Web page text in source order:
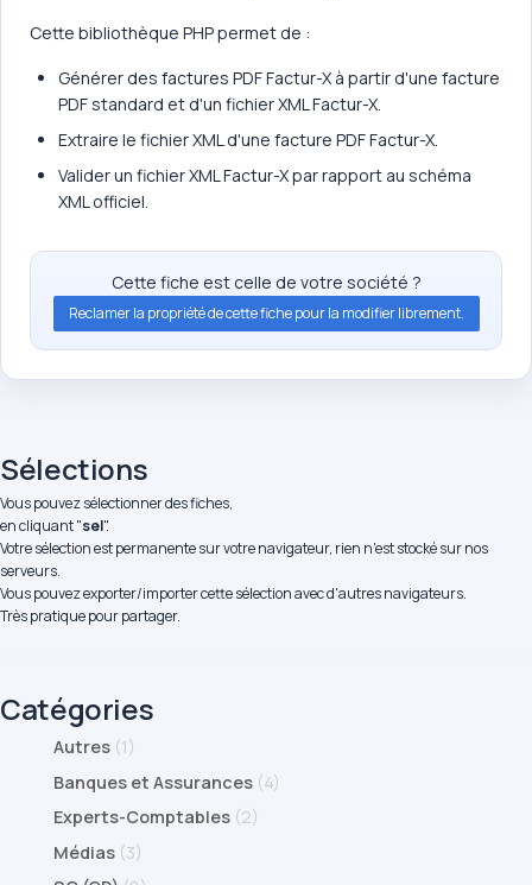
Cette bibliothèque PHP permet de :
Générer des factures PDF Factur-X à partir d'une facture
PDF standard et d'un fichier XML Factur-X.
Extraire le fichier XML d'une facture PDF Factur-X.
Valider un fichier XML Factur-X par rapport au schéma
XML officiel.
Cette fiche est celle de votre société ?
Reclamer la propriété de cette fiche pour la modifier librement.
Sélections
Vous pouvez sélectionner des fiches,
en cliquant "sel".
Votre sélection est permanente sur votre navigateur, rien n'est stocké sur nos
serveurs.
Vous pouvez exporter/importer cette sélection avec d'autres navigateurs.
Très pratique pour partager.
Catégories
Autres (1)
Banques et Assurances (4)
Experts-Comptables (2)
Médias (3)